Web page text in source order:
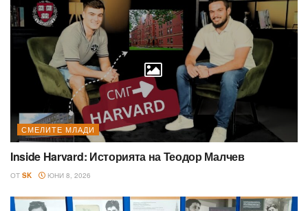
СМЕЛИТЕ МЛАДИ
Inside Harvard: Историята на Теодор Малчев
ОТ SK ЮНИ 8, 2026